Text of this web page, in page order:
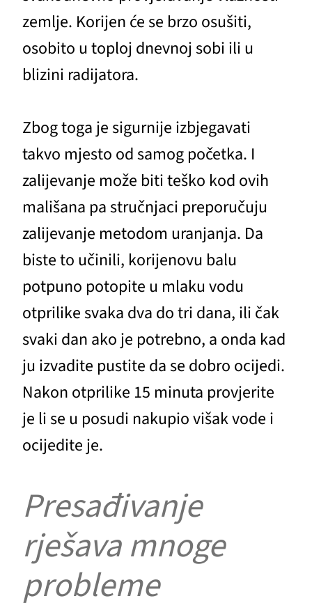
zemlje. Korijen će se brzo osušiti,
osobito u toploj dnevnoj sobi ili u
blizini radijatora.
Zbog toga je sigurnije izbjegavati
takvo mjesto od samog početka. I
zalijevanje može biti teško kod ovih
mališana pa stručnjaci preporučuju
zalijevanje metodom uranjanja. Da
biste to učinili, korijenovu balu
potpuno potopite u mlaku vodu
otprilike svaka dva do tri dana, ili čak
svaki dan ako je potrebno, a onda kad
ju izvadite pustite da se dobro ocijedi.
Nakon otprilike 15 minuta provjerite
je li se u posudi nakupio višak vode i
ocijedite je.
Presađivanje
rješava mnoge
probleme